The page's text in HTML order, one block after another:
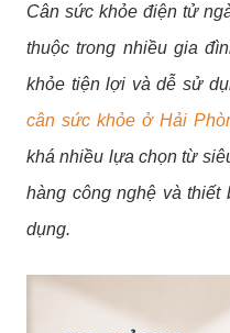
Cân sức khỏe điện tử
thuộc trong nhiều gia
khỏe tiện lợi và dễ sử
cân sức khỏe ở Hải
khá nhiều lựa chọn từ
hàng công nghệ và thiết
dụng.